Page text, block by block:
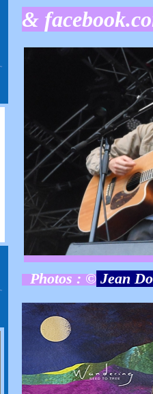
&
Photos : © Jean Do